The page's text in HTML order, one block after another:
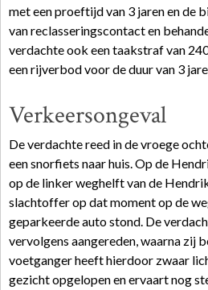
met een proeftijd van 3 jaren en de
van reclasseringscontact en
verdachte ook een taakstraf van
een rijverbod voor de duur van 3
Verkeersongeval
De verdachte reed in de vroege
een snorfiets naar huis. Op de
op de linker weghelft van de
slachtoffer op dat moment op de
geparkeerde auto stond. De
vervolgens aangereden, waarna zij
voetganger heeft hierdoor zwaar
gezicht opgelopen en ervaart nog